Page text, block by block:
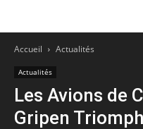
Accueil Actualités
Actualités
Les Avions de
Gripen